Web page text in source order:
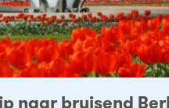
naar bruisend